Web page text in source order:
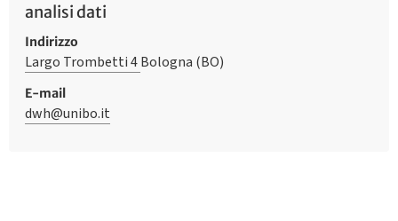
analisi dati
Indirizzo
Largo Trombetti 4Bologna (BO)
E-mail
dwh@unibo.it